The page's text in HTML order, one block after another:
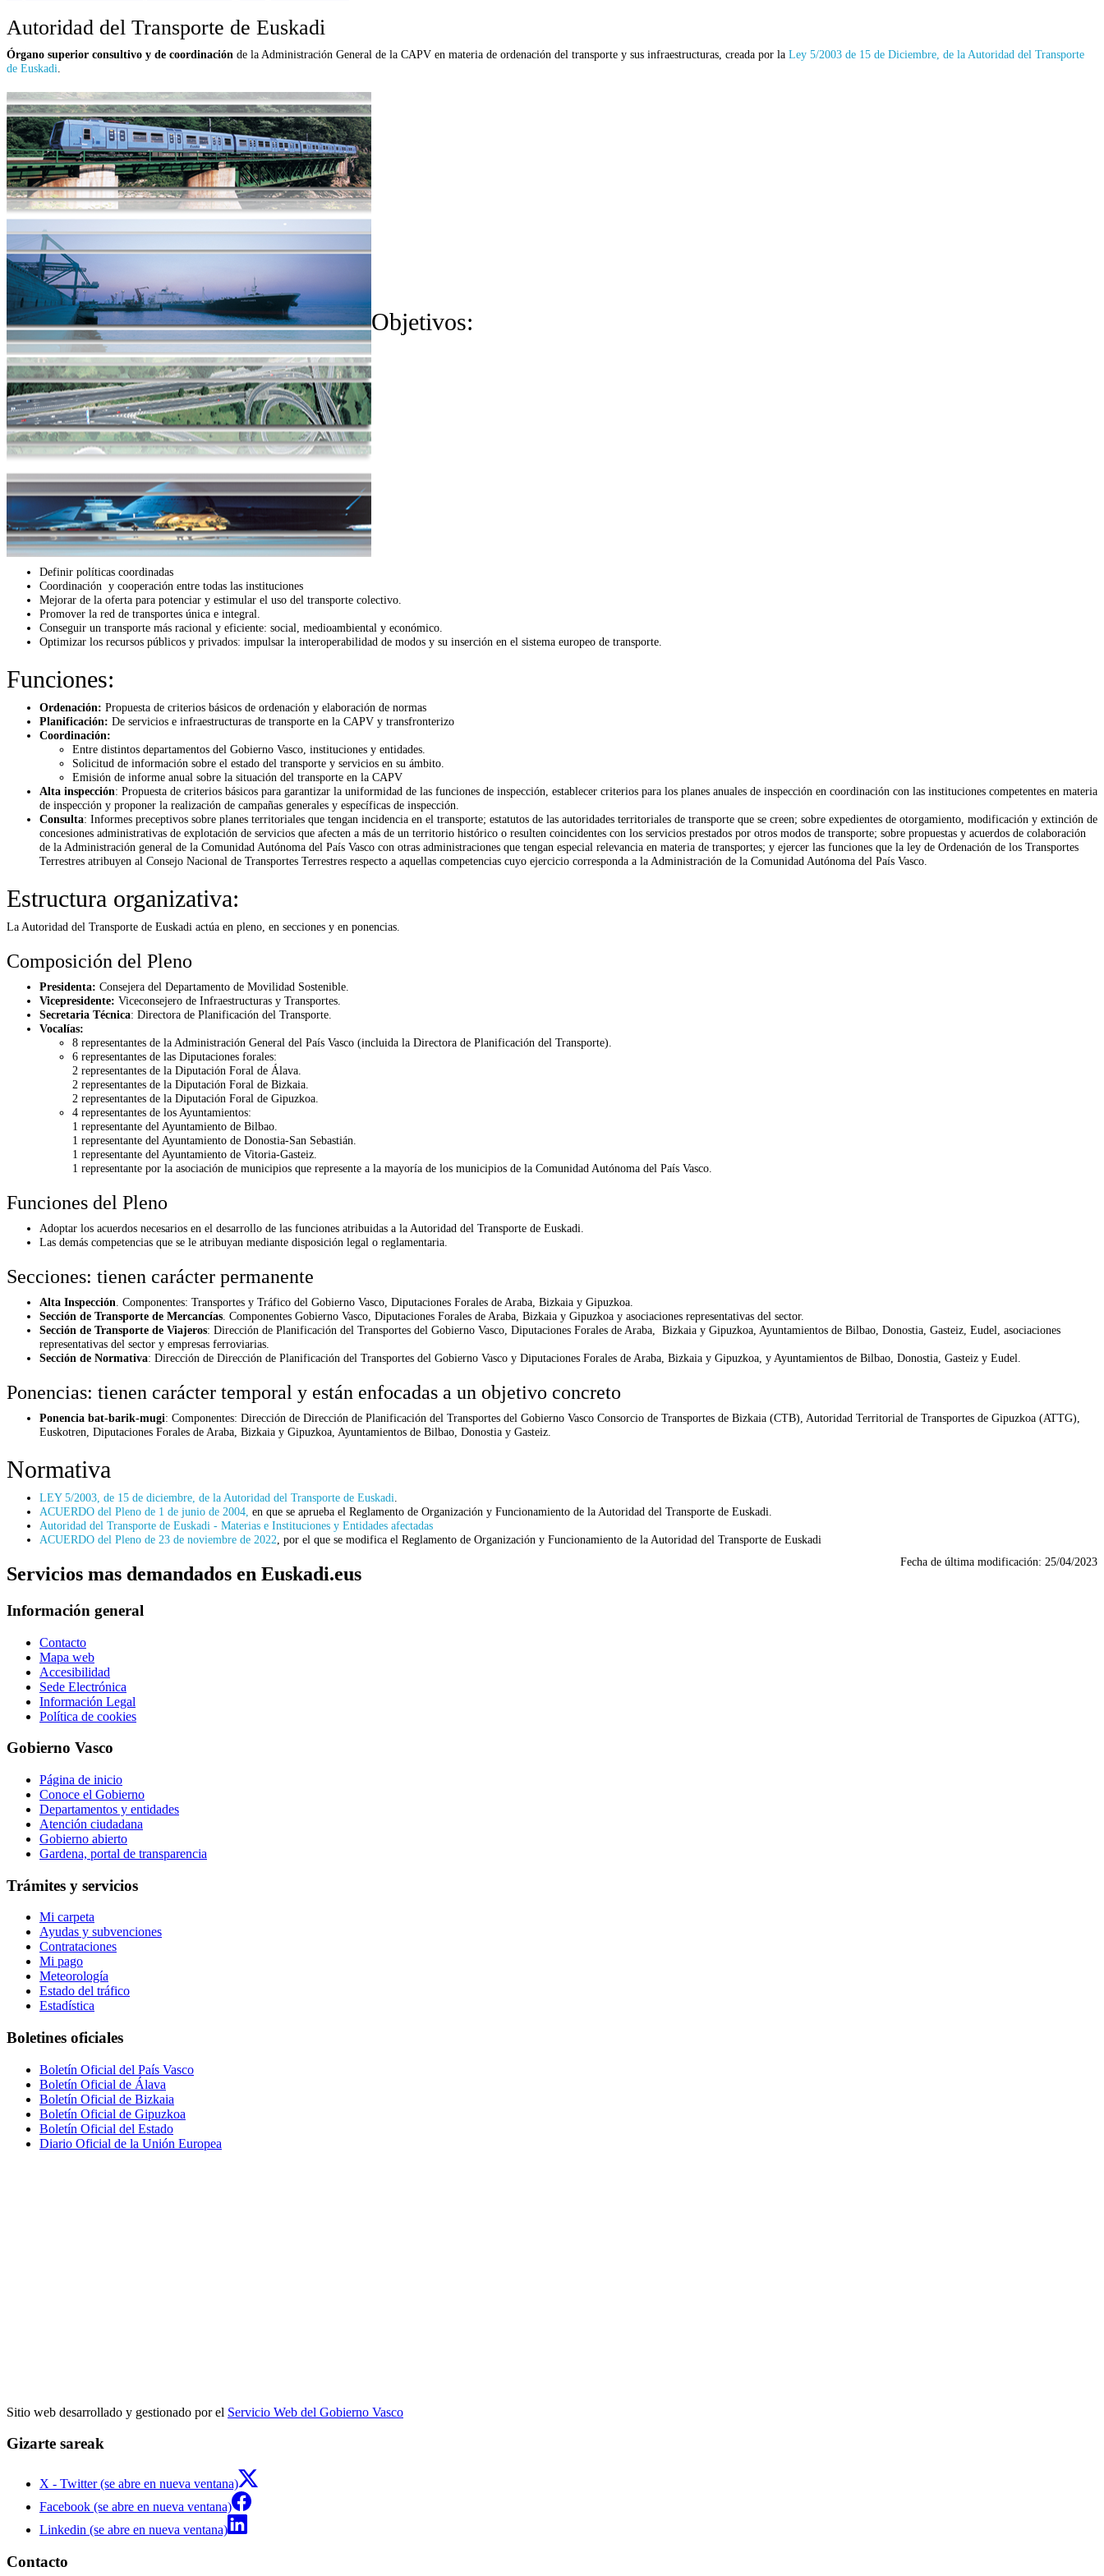
Autoridad del Transporte de Euskadi
Órgano superior consultivo y de coordinación de la Administración General de la CAPV en materia de ordenación del transporte y sus infraestructuras, creada por la Ley 5/2003 de 15 de Diciembre, de la Autoridad del Transporte
de Euskadi
Objetivos:
Definir políticas coordinadas
Coordinación y cooperación entre todas las instituciones
Mejorar de la oferta para potenciar y estimular el uso del transporte colectivo.
Promover la red de transportes única e integral.
Conseguir un transporte más racional y eficiente: social, medioambiental y económico.
Optimizar los recursos públicos y privados: impulsar la interoperabilidad de modos y su inserción en el sistema europeo de transporte.
Funciones:
Ordenación: Propuesta de criterios básicos de ordenación y elaboración de normas
Planificación: De servicios e infraestructuras de transporte en la CAPV y transfronterizo
Coordinación:
Entre distintos departamentos del Gobierno Vasco, instituciones y entidades.
Solicitud de información sobre el estado del transporte y servicios en su ámbito.
Emisión de informe anual sobre la situación del transporte en la CAPV
Alta inspección: Propuesta de criterios básicos para garantizar la uniformidad de las funciones de inspección, establecer criterios para los planes anuales de inspección en coordinación con las instituciones competentes en materia
de inspección y proponer la realización de campañas generales y específicas de inspección.
Consulta: Informes preceptivos sobre planes territoriales que tengan incidencia en el transporte; estatutos de las autoridades territoriales de transporte que se creen; sobre expedientes de otorgamiento, modificación y extinción de
concesiones administrativas de explotación de servicios que afecten a más de un territorio histórico o resulten coincidentes con los servicios prestados por otros modos de transporte; sobre propuestas y acuerdos de colaboración
de la Administración general de la Comunidad Autónoma del País Vasco con otras administraciones que tengan especial relevancia en materia de transportes; y ejercer las funciones que la ley de Ordenación de los Transportes
Terrestres atribuyen al Consejo Nacional de Transportes Terrestres respecto a aquellas competencias cuyo ejercicio corresponda a la Administración de la Comunidad Autónoma del País Vasco.
Estructura organizativa:
La Autoridad del Transporte de Euskadi actúa en pleno, en secciones y en ponencias.
Composición del Pleno
Presidenta: Consejera del Departamento de Movilidad Sostenible.
Vicepresidente: Viceconsejero de Infraestructuras y Transportes.
Secretaria Técnica: Directora de Planificación del Transporte.
Vocalías:
8 representantes de la Administración General del País Vasco (incluida la Directora de Planificación del Transporte).
6 representantes de las Diputaciones forales:
2 representantes de la Diputación Foral de Álava.
2 representantes de la Diputación Foral de Bizkaia.
2 representantes de la Diputación Foral de Gipuzkoa.
4 representantes de los Ayuntamientos:
1 representante del Ayuntamiento de Bilbao.
1 representante del Ayuntamiento de Donostia-San Sebastián.
1 representante del Ayuntamiento de Vitoria-Gasteiz.
1 representante por la asociación de municipios que represente a la mayoría de los municipios de la Comunidad Autónoma del País Vasco.
Funciones del Pleno
Adoptar los acuerdos necesarios en el desarrollo de las funciones atribuidas a la Autoridad del Transporte de Euskadi.
Las demás competencias que se le atribuyan mediante disposición legal o reglamentaria.
Secciones: tienen carácter permanente
Alta Inspección . Componentes: Transportes y Tráfico del Gobierno Vasco, Diputaciones Forales de Araba, Bizkaia y Gipuzkoa.
Sección de Transporte de Mercancías . Componentes Gobierno Vasco, Diputaciones Forales de Araba, Bizkaia y Gipuzkoa y asociaciones representativas del sector.
Sección de Transporte de Viajeros: Dirección de Planificación del Transportes del Gobierno Vasco, Diputaciones Forales de Araba, Bizkaia y Gipuzkoa, Ayuntamientos de Bilbao, Donostia, Gasteiz, Eudel, asociaciones
representativas del sector y empresas ferroviarias.
Sección de Normativa: Dirección de Dirección de Planificación del Transportes del Gobierno Vasco y Diputaciones Forales de Araba, Bizkaia y Gipuzkoa, y Ayuntamientos de Bilbao, Donostia, Gasteiz y Eudel.
Ponencias: tienen carácter temporal y están enfocadas a un objetivo concreto
Ponencia bat-barik-mugi: Componentes: Dirección de Dirección de Planificación del Transportes del Gobierno Vasco Consorcio de Transportes de Bizkaia (CTB), Autoridad Territorial de Transportes de Gipuzkoa (ATTG),
Euskotren, Diputaciones Forales de Araba, Bizkaia y Gipuzkoa, Ayuntamientos de Bilbao, Donostia y Gasteiz.
Normativa
LEY 5/2003, de 15 de diciembre, de la Autoridad del Transporte de Euskadi
ACUERDO del Pleno de 1 de junio de 2004, en que se aprueba el Reglamento de Organización y Funcionamiento de la Autoridad del Transporte de Euskadi.
Autoridad del Transporte de Euskadi - Materias e Instituciones y Entidades afectadas
ACUERDO del Pleno de 23 de noviembre de 2022 , por el que se modifica el Reglamento de Organización y Funcionamiento de la Autoridad del Transporte de Euskadi
Fecha de última modificación: 25/04/2023
Servicios mas demandados en Euskadi.eus
Información general
Contacto
Mapa web
Accesibilidad
Sede Electrónica
Información Legal
Política de cookies
Gobierno Vasco
Página de inicio
Conoce el Gobierno
Departamentos y entidades
Atención ciudadana
Gobierno abierto
Gardena, portal de transparencia
Trámites y servicios
Mi carpeta
Ayudas y subvenciones
Contrataciones
Mi pago
Meteorología
Estado del tráfico
Estadística
Boletines oficiales
Boletín Oficial del País Vasco
Boletín Oficial de Álava
Boletín Oficial de Bizkaia
Boletín Oficial de Gipuzkoa
Boletín Oficial del Estado
Diario Oficial de la Unión Europea
Sitio web desarrollado y gestionado por el Servicio Web del Gobierno Vasco
Gizarte sareak
X - Twitter (se abre en nueva ventana)
Facebook (se abre en nueva ventana)
Linkedin (se abre en nueva ventana)
Contacto